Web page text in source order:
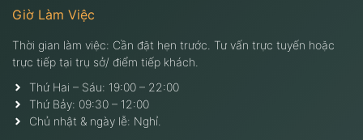
Giờ Làm Việc
Thời gian làm việc: Cần đặt hẹn trước. Tư vấn trực tuyến hoặc
trực tiếp tại trụ sở/ điểm tiếp khách.
Thứ Hai – Sáu: 19:00 – 22:00
Thứ Bảy: 09:30 – 12:00
Chủ nhật & ngày lễ: Nghỉ.